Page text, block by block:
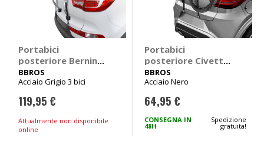
Portabici
posteriore Bernina -
BBROS
BBROS
Acciaio Grigio 3 bici
119,95 €
Attualmente non disponibile
online
Portabici
posteriore Civetta -
BBROS
BBROS
Acciaio Nero
64,95 €
CONSEGNA IN
48H
Spedizione
gratuita!